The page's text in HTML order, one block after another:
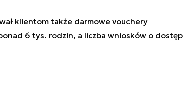
klientom także darmowe vouchery
6 tys. rodzin, a liczba wniosków o dostęp